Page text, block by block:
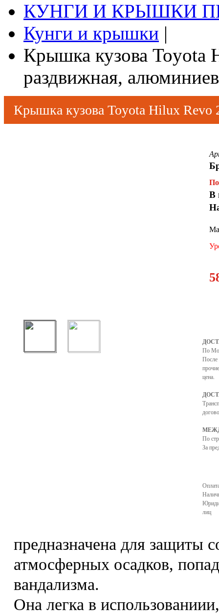
КУНГИ И КРЫШКИ
Кунги и крышки |
Крышка кузова Toyota
раздвижная,
Крышка кузова Toyota Hilux Revo
В
По
После
цена.
По
За
лиц
предназначена для защиты
атмосферных осадков,
вандализма.
Она легка в